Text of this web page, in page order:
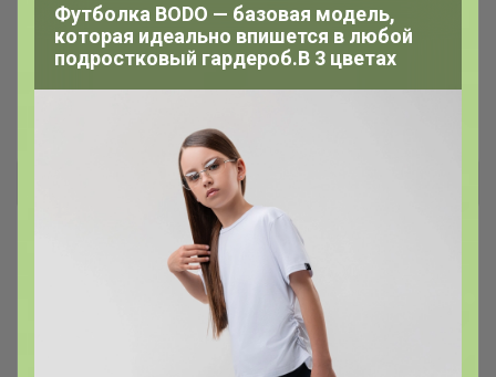
характеристиками
Удобство и комфорт для полноценного питания
Футболка BODO — базовая модель,
которая идеально впишется в любой
подростковый гардероб.В 3 цветах